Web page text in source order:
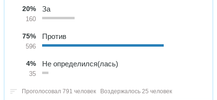
20%
160
За
75%
596
Против
4%
35
Не определился(лась)
Проголосовал 791 человек Воздержалось 25 человек